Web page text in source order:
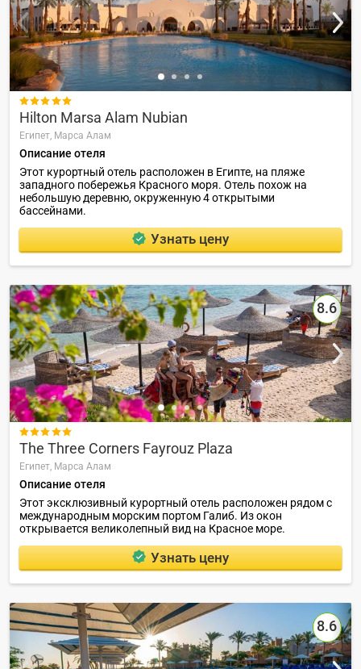

Hilton Marsa Alam Nubian
Египет, Марса Алам
Описание отеля
Этот курортный отель расположен в Египте, на пляже
западного побережья Красного моря. Отель похож на
небольшую деревню, окруженную 4 открытыми
бассейнами.
Узнать цену
8.6

The Three Corners Fayrouz Plaza
Египет, Марса Алам
Описание отеля
Этот эксклюзивный курортный отель расположен рядом с
международным морским портом Галиб. Из окон
открывается великолепный вид на Красное море.
Узнать цену
8.6